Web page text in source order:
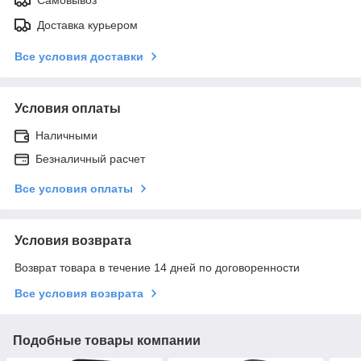
Доставка курьером
Все условия доставки
Условия оплаты
Наличными
Безналичный расчет
Все условия оплаты
Условия возврата
Возврат товара в течение 14 дней по договоренности
Все условия возврата
Подобные товары компании